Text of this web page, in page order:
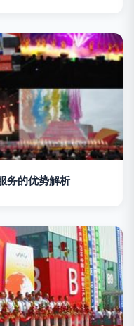
务的优势解析